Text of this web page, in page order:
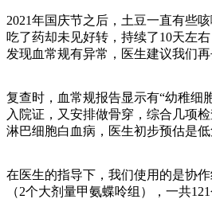
2021年国庆节之后，土豆一直有些
吃了药却未见好转，持续了10天左
发现血常规有异常，医生建议我们再
复查时，血常规报告显示有“幼稚细
入院证，又安排做骨穿，综合几项
淋巴细胞白血病，医生初步预估是低
在医生的指导下，我们使用的是协
（2个大剂量甲氨蝶呤组），一共